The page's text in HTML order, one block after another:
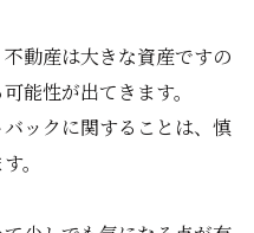
動産は大きな資産ですの
能性が出てきます。
ックに関することは、慎
。